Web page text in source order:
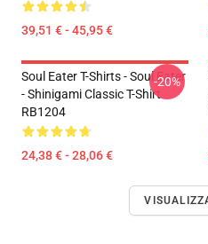
39,51 € - 45,95 €
Soul Eater T-Shirts - Soul Eater
- Shinigami Classic T-Shirt
RB1204
24,38 € - 28,06 €
-20%